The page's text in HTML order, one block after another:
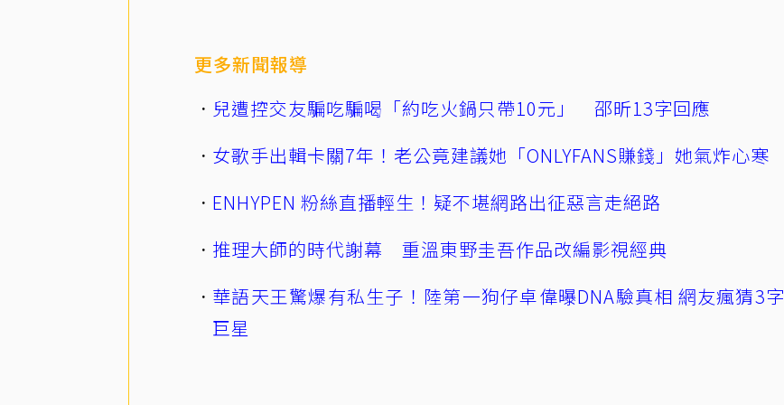
更多新聞報導
兒遭控交友騙吃騙喝「約吃火鍋只帶10元」 邵昕13字回應
女歌手出輯卡關7年！老公竟建議她「ONLYFANS賺錢」她氣炸心寒
ENHYPEN 粉絲直播輕生！疑不堪網路出征惡言走絕路
推理大師的時代謝幕 重溫東野圭吾作品改編影視經典
華語天王驚爆有私生子！陸第一狗仔卓偉曝DNA驗真相 網友瘋猜3字
巨星